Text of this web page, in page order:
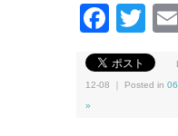
12-08 ｜ Posted in
»